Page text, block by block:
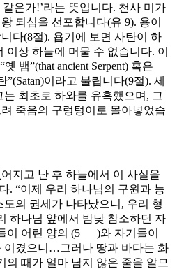
은가!’라는 뜻입니다. 천사 미가
되심을 선포합니다(유 9). 용이
다(8절). 욥기에 보면 사탄이 하
이상 하늘에 머물 수 없습니다. 이
뱀”(that ancient Serpent) 혹은
”(Satan)이라고 불립니다(9절). 세
최초로 하와를 유혹했으며, 그
죽음의 구렁텅이로 몰아넣었습
지고 난 후 하늘에서 이 사실을
. “이제 우리 하나님의 구원과 능
의 권세가 나타났으니, 우리 형
하나님 앞에서 밤낮 참소하던 자
어린 양의 (5___)와 자기들이
이겼으니…그러나 땅과 바다는 화
의 때가 얼마 남지 않은 줄을 알므